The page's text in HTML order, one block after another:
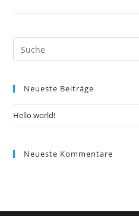
Search
this
Neueste Beiträge
Hello world!
Neueste Kommentare